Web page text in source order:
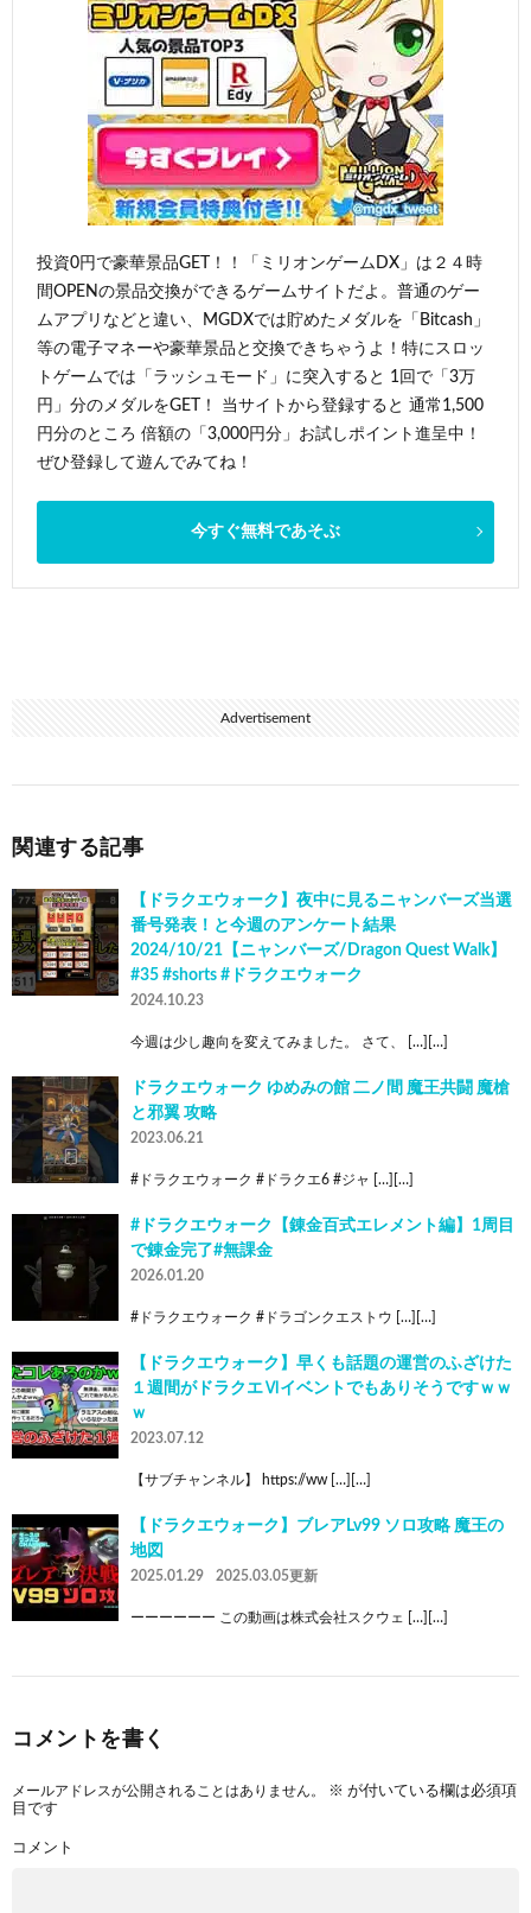
投資0円で豪華景品GET！！「ミリオンゲームDX」は２４時
間OPENの景品交換ができるゲームサイトだよ。普通のゲー
ムアプリなどと違い、MGDXでは貯めたメダルを「Bitcash」
等の電子マネーや豪華景品と交換できちゃうよ！特にスロッ
トゲームでは「ラッシュモード」に突入すると 1回で「3万
円」分のメダルをGET！ 当サイトから登録すると 通常1,500
円分のところ 倍額の「3,000円分」お試しポイント進呈中！
ぜひ登録して遊んでみてね！
今すぐ無料であそぶ
Advertisement
関連する記事
【ドラクエウォーク】夜中に見るニャンバーズ当選
番号発表！と今週のアンケート結果
2024/10/21【ニャンバーズ/Dragon Quest Walk】
#35 #shorts #ドラクエウォーク
2024.10.23
今週は少し趣向を変えてみました。 さて、 […][…]
ドラクエウォーク ゆめみの館 二ノ間 魔王共闘 魔槍
と邪翼 攻略
2023.06.21
#ドラクエウォーク #ドラクエ6 #ジャ […][…]
#ドラクエウォーク【錬金百式エレメント編】1周目
で錬金完了#無課金
2026.01.20
#ドラクエウォーク #ドラゴンクエストウ […][…]
【ドラクエウォーク】早くも話題の運営のふざけた
１週間がドラクエⅥイベントでもありそうですｗｗ
ｗ
2023.07.12
【サブチャンネル】 https://ww […][…]
【ドラクエウォーク】ブレアLv99 ソロ攻略 魔王の
地図
2025.01.29 2025.03.05更新
ーーーーーー この動画は株式会社スクウェ […][…]
コメントを書く
メールアドレスが公開されることはありません。 ※ が付いている欄は必須項
目です
コメント